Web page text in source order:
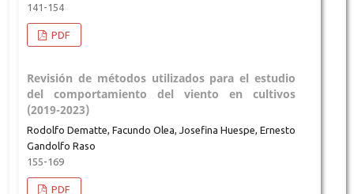
141-154
PDF
Revisión de métodos utilizados para el estudio
del comportamiento del viento en cultivos
(2019-2023)
Rodolfo Dematte, Facundo Olea, Josefina Huespe, Ernesto
Gandolfo Raso
155-169
PDF